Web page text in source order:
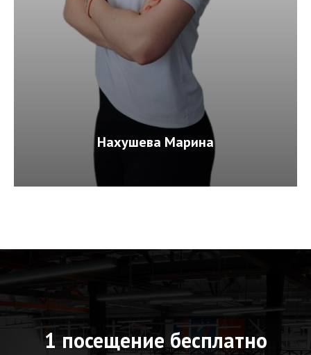
Нахушева Марина
1 посещение бесплатно